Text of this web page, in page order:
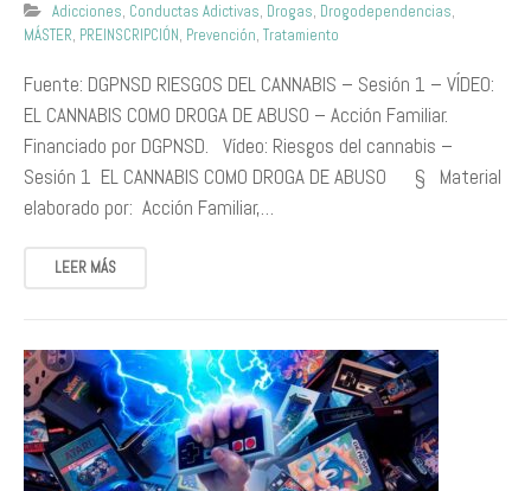
Adicciones, Conductas Adictivas, Drogas, Drogodependencias,
MÁSTER, PREINSCRIPCIÓN, Prevención, Tratamiento
Fuente: DGPNSD RIESGOS DEL CANNABIS – Sesión 1 – VÍDEO:
EL CANNABIS COMO DROGA DE ABUSO – Acción Familiar.
Financiado por DGPNSD. Vídeo: Riesgos del cannabis –
Sesión 1 EL CANNABIS COMO DROGA DE ABUSO § Material
elaborado por: Acción Familiar,…
LEER MÁS